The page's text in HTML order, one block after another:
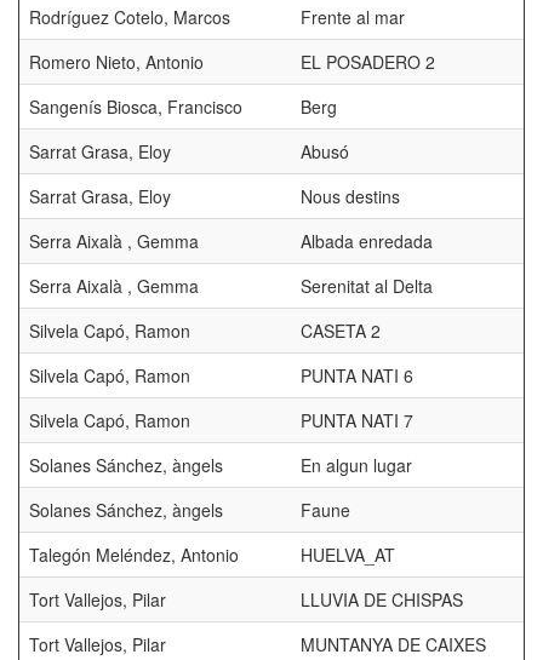
Rodríguez Cotelo, Marcos
Frente al mar
Romero Nieto, Antonio
EL POSADERO 2
Sangenís Biosca, Francisco
Berg
Sarrat Grasa, Eloy
Abusó
Sarrat Grasa, Eloy
Nous destins
Serra Aixalà , Gemma
Albada enredada
Serra Aixalà , Gemma
Serenitat al Delta
Silvela Capó, Ramon
CASETA 2
Silvela Capó, Ramon
PUNTA NATI 6
Silvela Capó, Ramon
PUNTA NATI 7
Solanes Sánchez, àngels
En algun lugar
Solanes Sánchez, àngels
Faune
Talegón Meléndez, Antonio
HUELVA_AT
Tort Vallejos, Pilar
LLUVIA DE CHISPAS
Tort Vallejos, Pilar
MUNTANYA DE CAIXES